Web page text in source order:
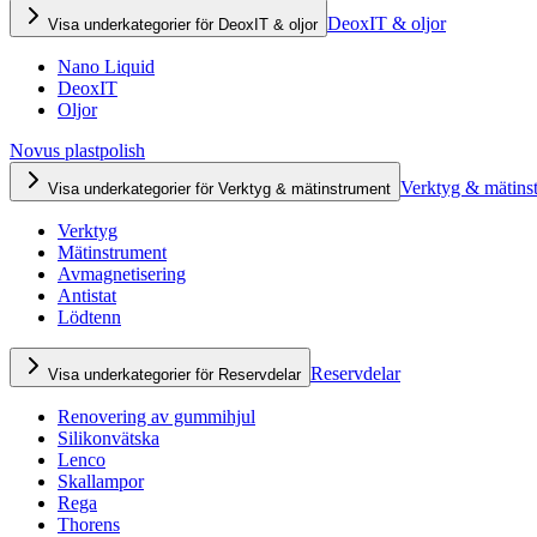
Visa underkategorier för DeoxIT & oljor DeoxIT & oljor
Nano Liquid
DeoxIT
Oljor
Novus plastpolish
Visa underkategorier för Verktyg & mätinstrument Verktyg &
Verktyg
Mätinstrument
Avmagnetisering
Antistat
Lödtenn
Visa underkategorier för Reservdelar Reservdelar
Renovering av gummihjul
Silikonvätska
Lenco
Skallampor
Rega
Thorens